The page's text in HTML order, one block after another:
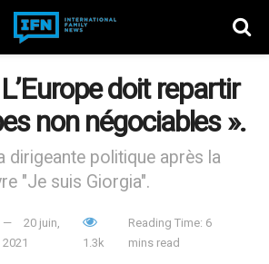
doit repartir
non négociables ».
dirigeante politique après la
"Je suis Giorgia".
20 juin,
2021
1.3k
Reading Time: 6
mins read